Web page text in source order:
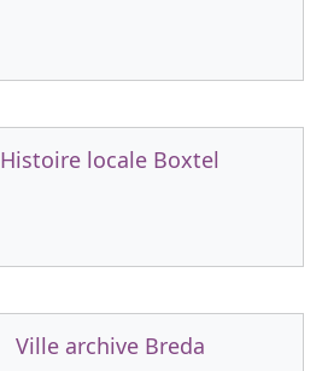
Histoire locale Boxtel
Ville archive Breda